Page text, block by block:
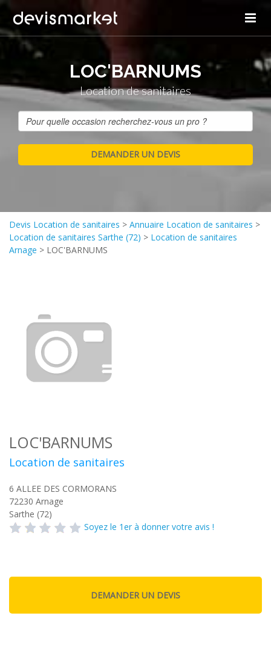
LOC'BARNUMS
Location de sanitaires
Devis Location de sanitaires > Annuaire Location de sanitaires >
Location de sanitaires Sarthe (72) > Location de sanitaires
Arnage > LOC'BARNUMS
LOC'BARNUMS
Location de sanitaires
6 ALLEE DES CORMORANS
72230 Arnage
Sarthe (72)
Soyez le 1er à donner votre avis !